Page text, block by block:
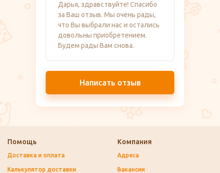
Дарья, здравствуйте! Спасибо
за Ваш отзыв. Мы очень рады,
что Вы выбрали нас и остались
довольны приобретением.
Будем рады Вам снова.
Написать отзыв
Помощь
Доставка и оплата
Калькулятор доставки
Компания
Адреса
Вакансии